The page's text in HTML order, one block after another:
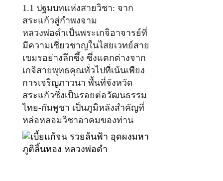
1.1 ปฐมบทแห่งสายวิชา: จาก
สระแก้วสู่กำพงจาม
หลวงพ่อดำเป็นพระเกจิอาจารย์ที่
มีความเชี่ยวชาญในไสยเวทย์สาย
เขมรอย่างลึกซึ้ง ซึ่งแตกต่างจาก
เกจิสายพุทธคุณทั่วไปที่เน้นเพียง
การเจริญภาวนา พื้นที่จังหวัด
สระแก้วซึ่งเป็นรอยต่อวัฒนธรรม
ไทย-กัมพูชา เป็นภูมิหลังสำคัญที่
หล่อหลอมวิชาอาคมของท่าน